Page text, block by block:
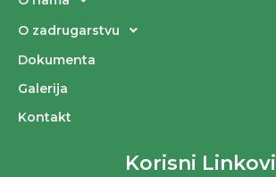
O zadrugarstvu
Dokumenta
Galerija
Kontakt
Korisni Linkovi